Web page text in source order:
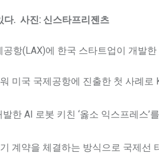
다. 사진: 신스타프리젠츠
항(LAX)에 한국 스타트업이 개발
미국 국제공항에 진출한 첫 사례
AI 로봇 키친 ‘옳소 익스프레스’
계약을 체결하는 방식으로 국제